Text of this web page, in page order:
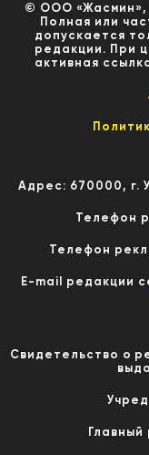
© ООО «Жасмин»,
Полная или
допускается
редакции. При
активная
Адрес: 670000, г.
Телефон
Телефон
E-mail редакции
Свидетельство о